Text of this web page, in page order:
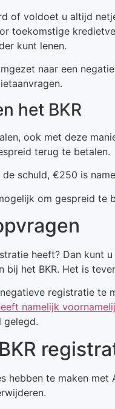
of voldoet u altijd
toekomstige
kunt lenen.
naar een
het BKR
ook met deze
terug te betalen.
schuld, €250 is
om gespreid te
heeft? Dan kunt
bij het BKR. Het is
registratie te
namelijk
gelegd.
hebben te maken